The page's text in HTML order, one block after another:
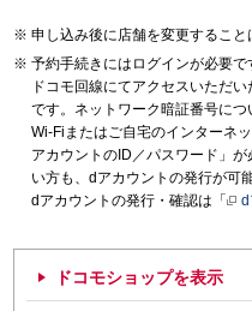
申し込み後に店舗を変更すること
予約手続きにはログインが必要で
ドコモ回線にてアクセスいただ
です。ネットワーク暗証番号につ
Wi-Fiまたはご自宅のインターネ
アカウントのID／パスワード」
い方も、dアカウントの発行が可能
dアカウントの発行・確認は「
d
ドコモショップを表示